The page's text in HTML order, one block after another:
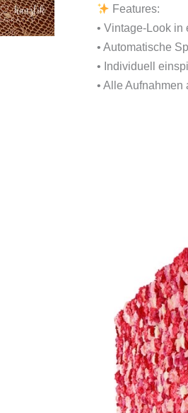
Features:
• Vintage-Look in
• Automatische
• Individuell
• Alle